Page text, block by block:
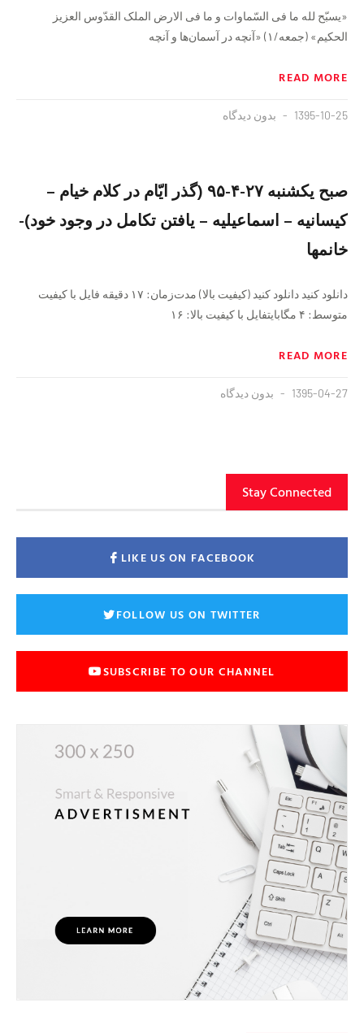
«یسبّح لله ما فی السّماوات و ما فی الارض الملک القدّوس العزیز
الحکیم» (جمعه/۱) «آنچه در آسمان‌ها و آنچه
READ MORE
1395-10-25 بدون دیدگاه
صبح یکشنبه ۲۷-۴-۹۵ (گذر ایّام در کلام خیام –
کیسانیه – اسماعیلیه – یافتن تکامل در وجود خود)-
خانمها
دانلود کنید دانلود کنید (کیفیت بالا) مدت‌زمان: ١٧ دقيقه فايل با كيفيت
متوسط: ۴ مگابايتفايل با كيفيت بالا: ١۶
READ MORE
1395-04-27 بدون دیدگاه
Stay Connected
LIKE US ON FACEBOOK
FOLLOW US ON TWITTER
SUBSCRIBE TO OUR CHANNEL